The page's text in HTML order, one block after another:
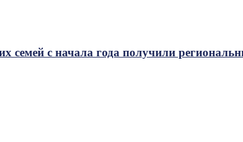
семей с начала года получили